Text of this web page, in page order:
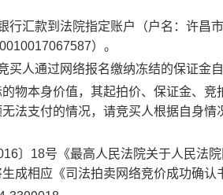
行汇款到法院指定账户
（户名： 许昌
）。
买人通过网络报名缴纳冻结的保证金
物本身价值，其起拍价、保证金、竞
法支付的情况，请竞买人根据自身
〕18号 《最高人民法院关于人民法
成相应《司法拍卖网络竞价成功确